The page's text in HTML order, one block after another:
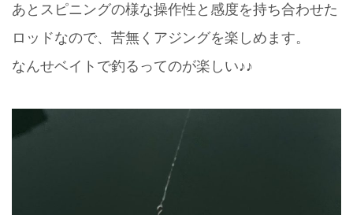
あとスピニングの様な操作性と感度を持ち合わせた
ロッドなので、苦無くアジングを楽しめます。
なんせベイトで釣るってのが楽しい♪♪